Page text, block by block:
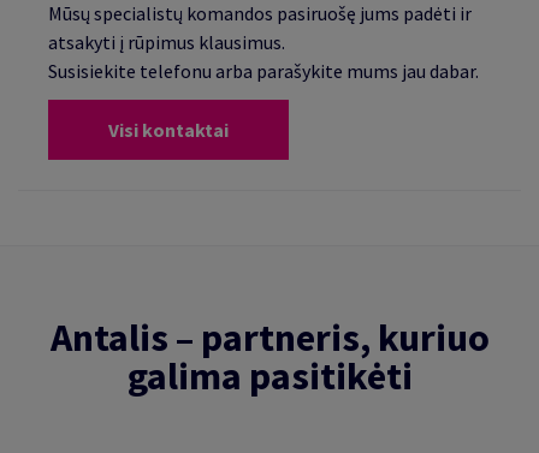
Mūsų specialistų komandos pasiruošę jums padėti ir
atsakyti į rūpimus klausimus.
Susisiekite telefonu arba parašykite mums jau dabar.
Visi kontaktai
Antalis – partneris, kuriuo
galima pasitikėti